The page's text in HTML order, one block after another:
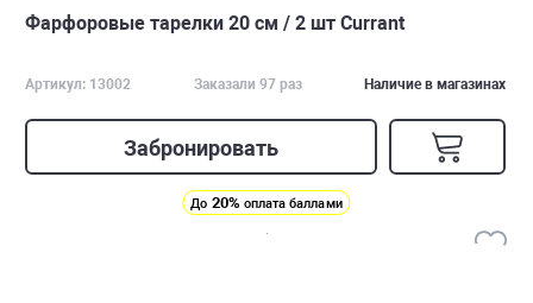
Фарфоровые тарелки 20 см / 2 шт Currant
Артикул: 13002 Заказали 97 раз Наличие в магазинах
Забронировать
До 20% оплата баллами